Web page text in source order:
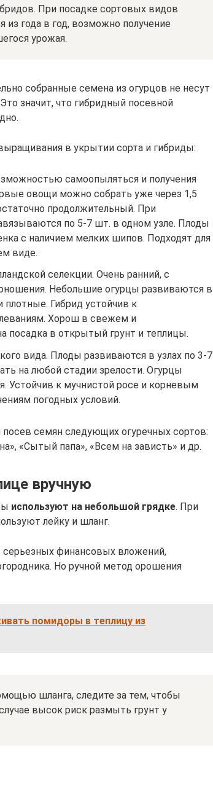
При посадке сортовых видов
из года в год, возможно получение
урожая.
собранные семена из огурцов не несут
значит, что гибридный посевной
в укрытии сорта и гибриды:
самоопыляться и получения
овощи можно собрать уже через 1,5
продолжительный. При
по 5-7 шт. в одном узле. Плоды
с наличием мелких шипов. Подходят для
виде.
селекции. Очень ранний, с
Небольшие огурцы развиваются в
Гибрид устойчив к
Хорош в свежем и
посадка в открытый грунт и теплицы.
вида. Плоды развиваются в узлах по 3-7
на любой стадии зрелости. Огурцы
Устойчив к мучнистой росе и корневым
погодных условий.
семян следующих огуречных сортов:
«Сытый папа», «Всем на зависть» и др.
вручную
используют на небольшой грядке. При
лейку и шланг.
серьезных финансовых вложений,
Но ручной метод орошения
помидоры в теплицу из
шланга, следите за тем, чтобы
высок риск размыть грунт у